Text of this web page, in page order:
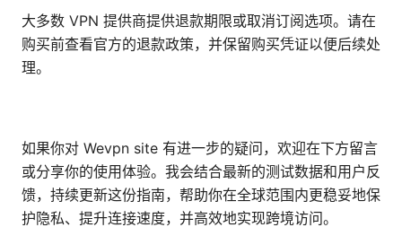
大多数 VPN 提供商提供退款期限或取消订阅选项。请在
购买前查看官方的退款政策，并保留购买凭证以便后续处
理。
如果你对 Wevpn site 有进一步的疑问，欢迎在下方留言
或分享你的使用体验。我会结合最新的测试数据和用户反
馈，持续更新这份指南，帮助你在全球范围内更稳妥地保
护隐私、提升连接速度，并高效地实现跨境访问。